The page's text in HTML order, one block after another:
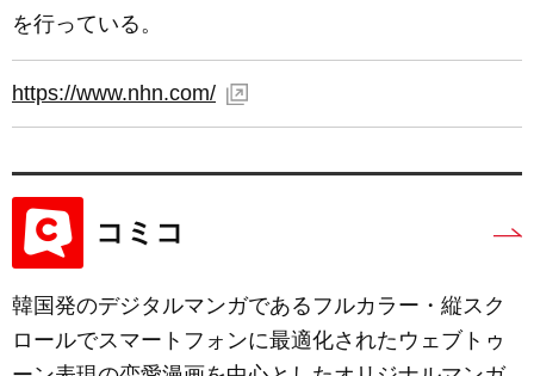
を行っている。
https://www.nhn.com/
コミコ
韓国発のデジタルマンガであるフルカラー・縦スク
ロールでスマートフォンに最適化されたウェブトゥ